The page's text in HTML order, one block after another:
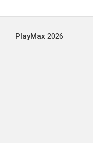
PlayMax 2026